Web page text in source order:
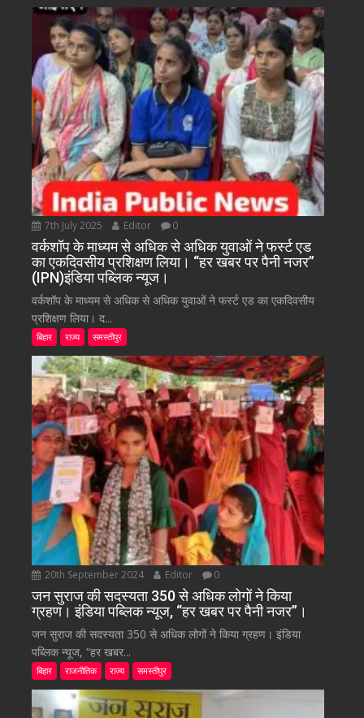
7th July 2025 Editor 0
वर्कशॉप के माध्यम से अधिक से अधिक युवाओं ने फर्स्ट एड
का एकदिवसीय प्रशिक्षण लिया। “हर खबर पर पैनी नजर”
(IPN)इंडिया पब्लिक न्यूज।
वर्कशॉप के माध्यम से अधिक से अधिक युवाओं ने फर्स्ट एड का एकदिवसीय
प्रशिक्षण लिया। द...
बिहार राज्य समस्तीपुर
20th September 2024 Editor 0
जन सुराज की सदस्यता 350 से अधिक लोगों ने किया
ग्रहण। इंडिया पब्लिक न्यूज, “हर खबर पर पैनी नजर”।
जन सुराज की सदस्यता 350 से अधिक लोगों ने किया ग्रहण। इंडिया
पब्लिक न्यूज, “हर खबर...
बिहार राजनीतिक राज्य समस्तीपुर